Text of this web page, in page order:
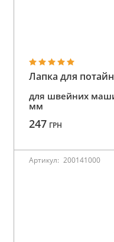
Лапка для
для швейних
мм
247 ГРН
Артикул: 200141000